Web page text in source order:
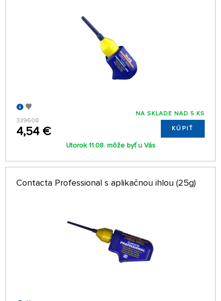
339608
4,54 €
NA SKLADE NAD 5 KS
KÚPIŤ
Utorok 11.08. môže byť u Vás
Contacta Professional s aplikačnou ihlou (25g)